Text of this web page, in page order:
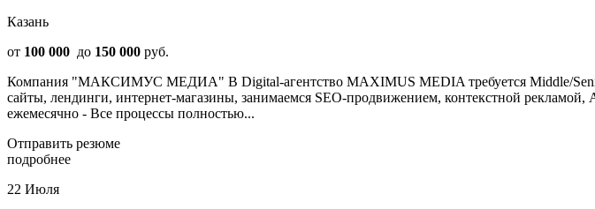
Казань
от 100 000 до 150 000 руб.
Компания "МАКСИМУС МЕДИА" В Digital-агентство MAXIMUS MEDIA требуется Middle/
сайты, лендинги, интернет-магазины, занимаемся SEO-продвижением, контекстной
ежемесячно - Все процессы полностью...
Отправить резюме
подробнее
22 Июля